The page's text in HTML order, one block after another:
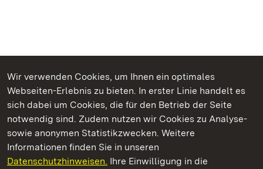
Wir verwenden Cookies, um Ihnen ein optimales
Webseiten-Erlebnis zu bieten. In erster Linie handelt es
sich dabei um Cookies, die für den Betrieb der Seite
notwendig sind. Zudem nutzen wir Cookies zu Analyse-
sowie anonymen Statistikzwecken. Weitere
Informationen finden Sie in unseren
Datenschutzhinweisen. Ihre Einwilligung in die
Kommen. Staunen. Genießen.
Residenzschloss Ludwigsburg